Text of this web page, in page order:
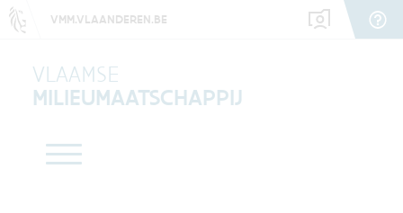
VMM.VLAANDEREN.BE
VLAAMSE
MILIEUMAATSCHAPPIJ